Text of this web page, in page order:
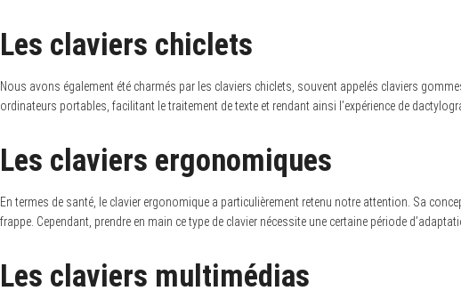
Les claviers chiclets
Nous avons également été charmés par les claviers chiclets, souvent appelés claviers
ordinateurs portables, facilitant le traitement de texte et rendant ainsi l’expérience de
Les claviers ergonomiques
En termes de santé, le clavier ergonomique a particulièrement retenu notre attention. Sa
frappe. Cependant, prendre en main ce type de clavier nécessite une certaine période
Les claviers multimédias